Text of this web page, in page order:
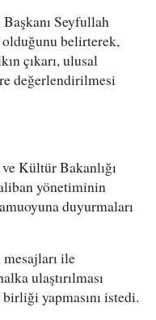
Seyfullah
belirterek,
çıkarı, ulusal
değerlendirilmesi
Kültür Bakanlığı
yönetiminin
duyurmaları
ile
ulaştırılması
yapmasını istedi.